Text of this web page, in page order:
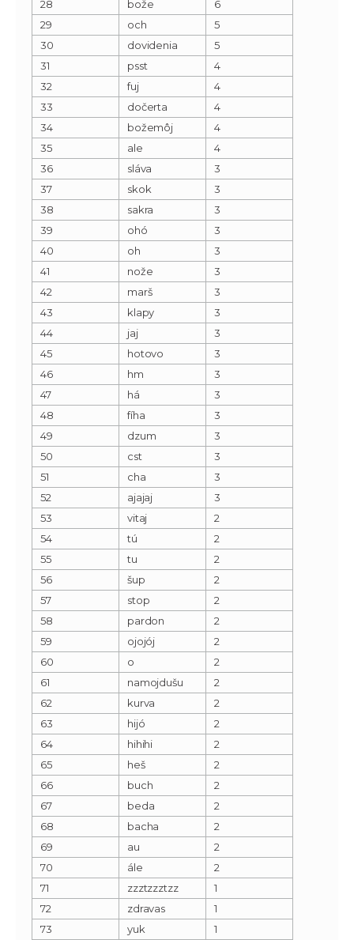
28
bože
6
29
och
5
30
dovidenia
5
31
psst
4
32
fuj
4
33
dočerta
4
34
božemôj
4
35
ale
4
36
sláva
3
37
skok
3
38
sakra
3
39
ohó
3
40
oh
3
41
nože
3
42
marš
3
43
klapy
3
44
jaj
3
45
hotovo
3
46
hm
3
47
há
3
48
fíha
3
49
dzum
3
50
cst
3
51
cha
3
52
ajajaj
3
53
vitaj
2
54
tú
2
55
tu
2
56
šup
2
57
stop
2
58
pardon
2
59
ojojój
2
60
o
2
61
namojdušu
2
62
kurva
2
63
hijó
2
64
hihihi
2
65
heš
2
66
buch
2
67
beda
2
68
bacha
2
69
au
2
70
ále
2
71
zzztzzztzz
1
72
zdravas
1
73
yuk 1